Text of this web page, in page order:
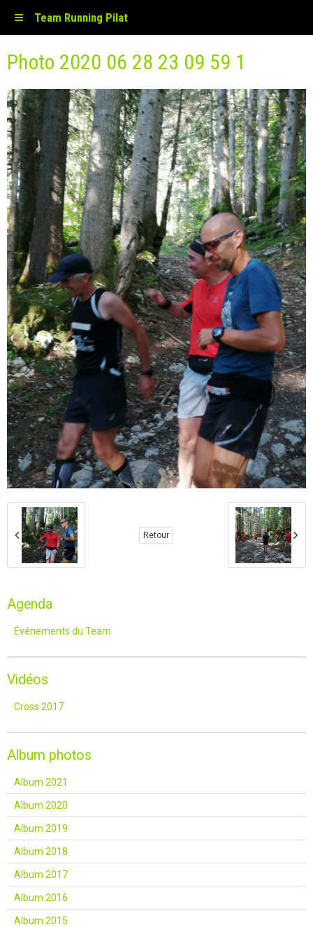
Team Running Pilat
Photo 2020 06 28 23 09 59 1
Retour
Agenda
Événements du Team
Vidéos
Cross 2017
Album photos
Album 2021
Album 2020
Album 2019
Album 2018
Album 2017
Album 2016
Album 2015